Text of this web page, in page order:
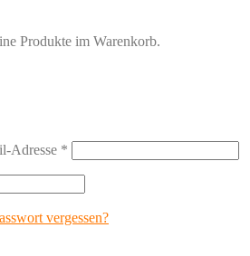
Produkte im Warenkorb.
Adresse *
vergessen?